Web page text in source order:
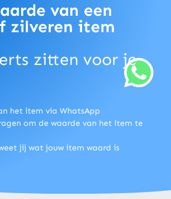
van een
zilveren item
zitten voor je
het item via WhatsApp
om de waarde van het item te
jij wat jouw item waard is